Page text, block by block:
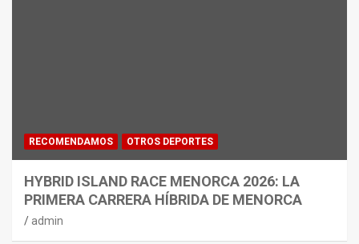
RECOMENDAMOS OTROS DEPORTES
HYBRID ISLAND RACE MENORCA 2026: LA
PRIMERA CARRERA HÍBRIDA DE MENORCA
admin